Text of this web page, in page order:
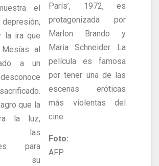
el
la ira que
al
a un
que la
la luz,
las
para
su
París’, 1972, es
protagonizada por
Marlon Brando y
Maria Schneider. La
película es famosa
por tener una de las
escenas eróticas
más violentas del
cine.
Foto:
AFP